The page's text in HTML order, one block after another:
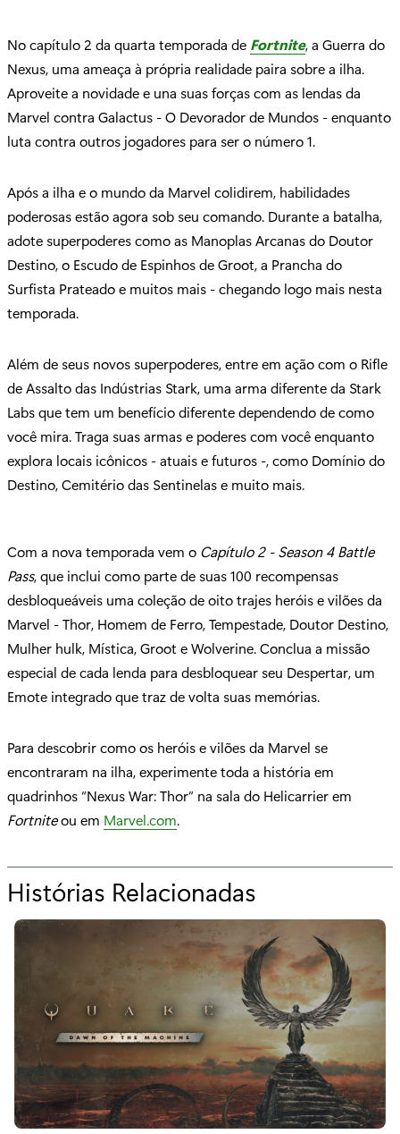
No capítulo 2 da quarta temporada de Fortnite, a Guerra do
Nexus, uma ameaça à própria realidade paira sobre a ilha.
Aproveite a novidade e una suas forças com as lendas da
Marvel contra Galactus - O Devorador de Mundos - enquanto
luta contra outros jogadores para ser o número 1.
Após a ilha e o mundo da Marvel colidirem, habilidades
poderosas estão agora sob seu comando. Durante a batalha,
adote superpoderes como as Manoplas Arcanas do Doutor
Destino, o Escudo de Espinhos de Groot, a Prancha do
Surfista Prateado e muitos mais - chegando logo mais nesta
temporada.
Além de seus novos superpoderes, entre em ação com o Rifle
de Assalto das Indústrias Stark, uma arma diferente da Stark
Labs que tem um benefício diferente dependendo de como
você mira. Traga suas armas e poderes com você enquanto
explora locais icônicos - atuais e futuros -, como Domínio do
Destino, Cemitério das Sentinelas e muito mais.
Com a nova temporada vem o Capítulo 2 - Season 4 Battle
Pass, que inclui como parte de suas 100 recompensas
desbloqueáveis uma coleção de oito trajes heróis e vilões da
Marvel - Thor, Homem de Ferro, Tempestade, Doutor Destino,
Mulher hulk, Mística, Groot e Wolverine. Conclua a missão
especial de cada lenda para desbloquear seu Despertar, um
Emote integrado que traz de volta suas memórias.
Para descobrir como os heróis e vilões da Marvel se
encontraram na ilha, experimente toda a história em
quadrinhos “Nexus War: Thor” na sala do Helicarrier em
Fortniteou em Marvel.com.
Histórias Relacionadas
a
r
a
"
J
u
n